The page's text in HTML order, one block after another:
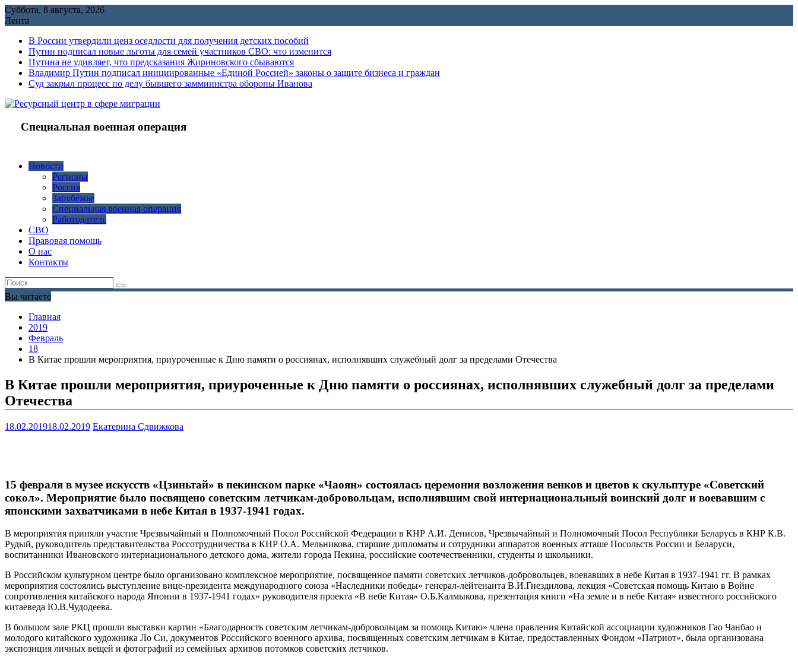
Перейти
к
Суббота, 8 августа, 2026
Лента
В России утвердили ценз оседлости для получения детских пособий
Путин подписал новые льготы для семей участников СВО: что изменится
Путина не удивляет, что предсказания Жириновского сбываются
Владимир Путин подписал инициированные «Единой Россией» законы о защите бизнеса и граждан
Cуд закрыл процесс по делу бывшего замминистра обороны Иванова
Специальная военная операция
Новости
Регионы
Россия
Зарубежье
Специальная военная операция
Работодатель
СВО
Правовая помощь
О нас
Контакты
Вы читаете
Главная
2019
Февраль
18
В Китае прошли мероприятия, приуроченные к Дню памяти о россиянах, исполнявших служебный долг за пределами Отечества
В Китае прошли мероприятия, приуроченные к Дню памяти о россиянах, исполнявших служебный долг за пределами
Отечества
18.02.201918.02.2019 Екатерина Сдвижкова
15 февраля в музее искусств «Цзиньтай» в пекинском парке «Чаоян» состоялась церемония возложения венков и цветов к скульптуре «Советский
сокол». Мероприятие было посвящено советским летчикам-добровольцам, исполнявшим свой интернациональный воинский долг и воевавшим с
японскими захватчиками в небе Китая в 1937-1941 годах.
В мероприятия приняли участие Чрезвычайный и Полномочный Посол Российской Федерации в КНР А.И. Денисов, Чрезвычайный и Полномочный Посол Республики Беларусь в КНР К.В.
Рудый, руководитель представительства Россотрудничества в КНР О.А. Мельникова, старшие дипломаты и сотрудники аппаратов военных атташе Посольств России и Беларуси,
воспитанники Ивановского интернационального детского дома, жители города Пекина, российские соотечественники, студенты и школьники.
В Российском культурном центре было организовано комплексное мероприятие, посвященное памяти советских летчиков-добровольцев, воевавших в небе Китая в 1937-1941 гг. В рамках
мероприятия состоялись выступление вице-президента международного союза «Наследники победы» генерал-лейтенанта В.И.Гнездилова, лекция «Советская помощь Китаю в Войне
сопротивления китайского народа Японии в 1937-1941 годах» руководителя проекта «В небе Китая» О.Б.Калмыкова, презентация книги «На земле и в небе Китая» известного российского
китаеведа Ю.В.Чудодеева.
В большом зале РКЦ прошли выставки картин «Благодарность советским летчикам-добровольцам за помощь Китаю» члена правления Китайской ассоциации художников Гао Чанбао и
молодого китайского художника Ло Си, документов Российского военного архива, посвященных советским летчикам в Китае, предоставленных Фондом «Патриот», была организована
экспозиция личных вещей и фотографий из семейных архивов потомков советских летчиков.